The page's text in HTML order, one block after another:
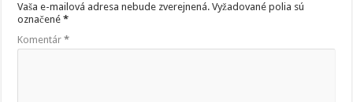
Vaša e-mailová adresa nebude zverejnená. Vyžadované polia sú
označené*
Komentár*